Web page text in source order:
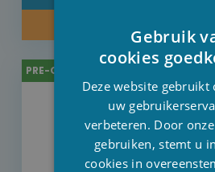
PRE-ORDER
Gebruik
cookies
Deze website gebruikt
uw
verbeteren. Door
gebruiken, stemt u
cookies in